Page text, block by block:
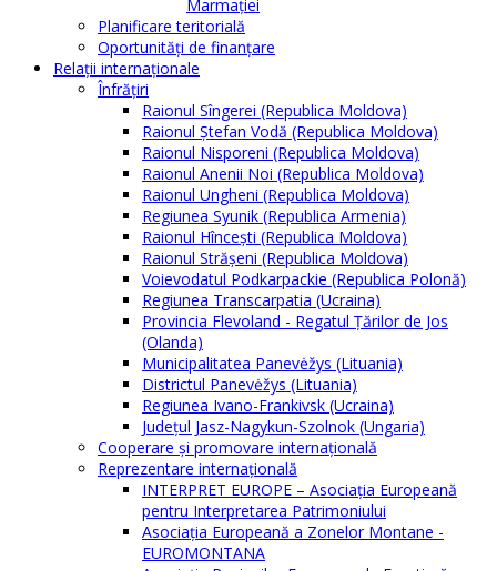
Marmației
Planificare teritorială
Oportunităţi de finanţare
Relaţii internaţionale
Înfrăţiri
Raionul Sîngerei (Republica Moldova)
Raionul Ștefan Vodă (Republica Moldova)
Raionul Nisporeni (Republica Moldova)
Raionul Anenii Noi (Republica Moldova)
Raionul Ungheni (Republica Moldova)
Regiunea Syunik (Republica Armenia)
Raionul Hîncești (Republica Moldova)
Raionul Străşeni (Republica Moldova)
Voievodatul Podkarpackie (Republica Polonă)
Regiunea Transcarpatia (Ucraina)
Provincia Flevoland - Regatul Ţărilor de Jos
(Olanda)
Municipalitatea Panevėžys (Lituania)
Districtul Panevėžys (Lituania)
Regiunea Ivano-Frankivsk (Ucraina)
Judeţul Jasz-Nagykun-Szolnok (Ungaria)
Cooperare şi promovare internaţională
Reprezentare internaţională
INTERPRET EUROPE – Asociația Europeană
pentru Interpretarea Patrimoniului
Asociația Europeană a Zonelor Montane -
EUROMONTANA